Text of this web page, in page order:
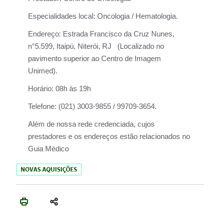
Especialidades local: Oncologia / Hematologia.
Endereço: Estrada Francisco da Cruz Nunes,
n°5.599, Itaipú, Niterói, RJ (Localizado no
pavimento superior ao Centro de Imagem
Unimed).
Horário: 08h às 19h
Telefone: (021) 3003-9855 / 99709-3654.
Além de nossa rede credenciada, cujos
prestadores e os endereços estão relacionados no
Guia Médico
NOVAS AQUISIÇÕES